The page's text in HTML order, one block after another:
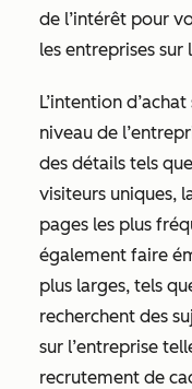
de l’intérêt pour
les entreprises sur
L’intention
niveau de
des détails tels
visiteurs uniques,
pages les plus
également faire
plus larges, tels
recherchent des
sur l’entreprise
recrutement de